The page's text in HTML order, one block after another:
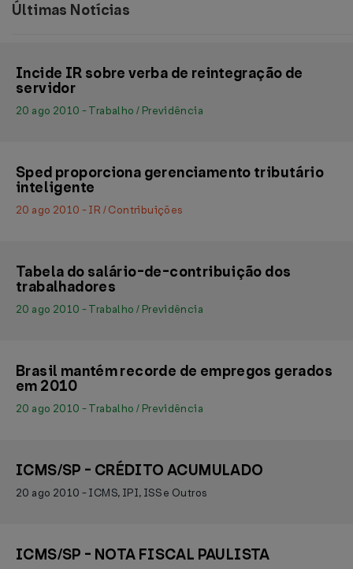
Últimas Notícias
Incide IR sobre verba de reintegração de
servidor
20 ago 2010 - Trabalho / Previdência
Sped proporciona gerenciamento tributário
inteligente
20 ago 2010 - IR / Contribuições
Tabela do salário-de-contribuição dos
trabalhadores
20 ago 2010 - Trabalho / Previdência
Brasil mantém recorde de empregos gerados
em 2010
20 ago 2010 - Trabalho / Previdência
ICMS/SP - CRÉDITO ACUMULADO
20 ago 2010 - ICMS, IPI, ISS e Outros
ICMS/SP - NOTA FISCAL PAULISTA